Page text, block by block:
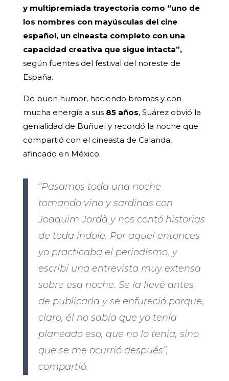
y multipremiada trayectoria como “uno de
los nombres con mayúsculas del cine
español, un cineasta completo con una
capacidad creativa que sigue intacta”,
según fuentes del festival del noreste de
España.
De buen humor, haciendo bromas y con
mucha energía a sus 85 años, Suárez obvió la
genialidad de Buñuel y recordó la noche que
compartió con el cineasta de Calanda,
afincado en México.
“Pasamos toda una noche
tomando vino y sardinas con
Joaquim Jordà y nos contó historias
de toda índole. Por aquel entonces
yo practicaba el periodismo, y
escribí una entrevista muy extensa
sobre esa noche. Se la llevé antes
de publicarla y se enfureció porque,
claro, él no sabía que yo tenía
planeado eso, que no lo tenía, sino
que se me ocurrió después”,
compartió.